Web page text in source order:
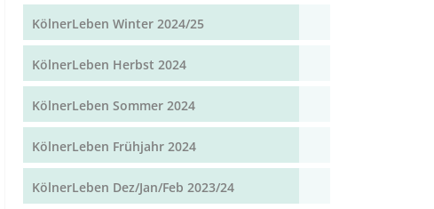
KölnerLeben Winter 2024/25
KölnerLeben Herbst 2024
KölnerLeben Sommer 2024
KölnerLeben Frühjahr 2024
KölnerLeben Dez/Jan/Feb 2023/24